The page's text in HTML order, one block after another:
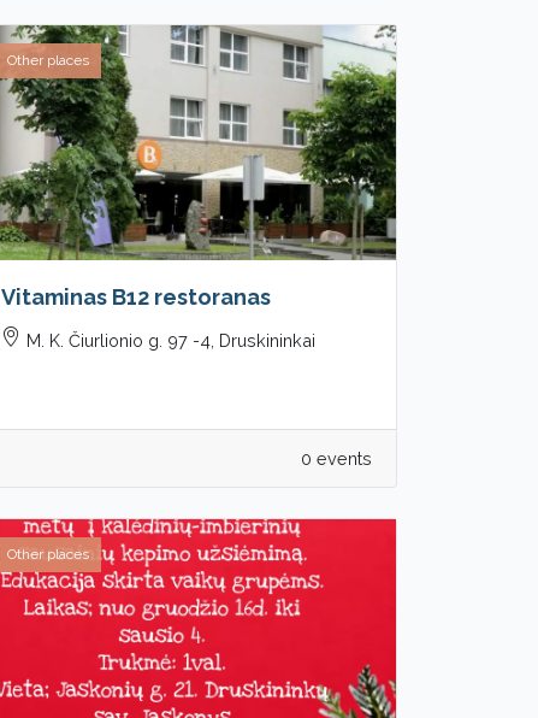
Other places
Vitaminas B12 restoranas
M. K. Čiurlionio g. 97 -4, Druskininkai
0 events
Other places